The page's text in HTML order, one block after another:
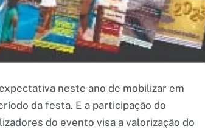
neste ano de mobilizar em
da festa. E a participação do
do evento visa a valorização do